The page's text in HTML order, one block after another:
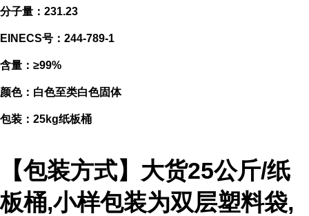
分子量：231.23
EINECS号：244-789-1
含量：≥99%
颜色：白色至类白色固体
包装：25kg纸板桶
【包装方式】大货25公斤/纸
板桶,小样包装为双层塑料袋,